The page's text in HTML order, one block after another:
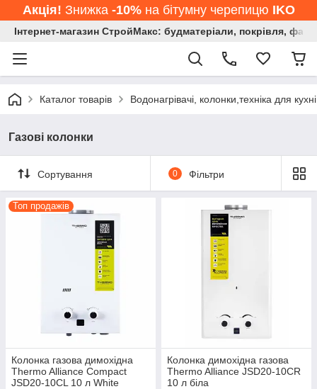
Акція! Знижка -10%на бітумну черепицю IKO
Інтернет-магазин СтройМакс: будматеріали, покрівля,
Каталог товарів Водонагрівачі, колонки,техніка для
Газові колонки
Сортування 0 Фільтри
Топ продажів
Колонка газова димохідна
Thermo Alliance Compact
JSD20-10CL 10 л White
Колонка димохідна газова
Thermo Alliance JSD20-10CR
10 л біла